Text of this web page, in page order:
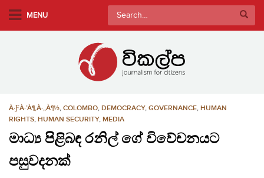
MENU
Search
for:
À·ƑÀ·’À¶‚À·„À¶½, COLOMBO, DEMOCRACY, GOVERNANCE, HUMAN
RIGHTS, HUMAN SECURITY, MEDIA
මාධ්‍ය පිළිබඳ රනිල් ගේ විවේචනයට
පසුවදනක්